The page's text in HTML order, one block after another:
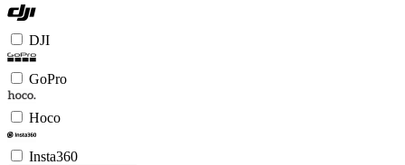
DJI
GoPro
Hoco
Insta360